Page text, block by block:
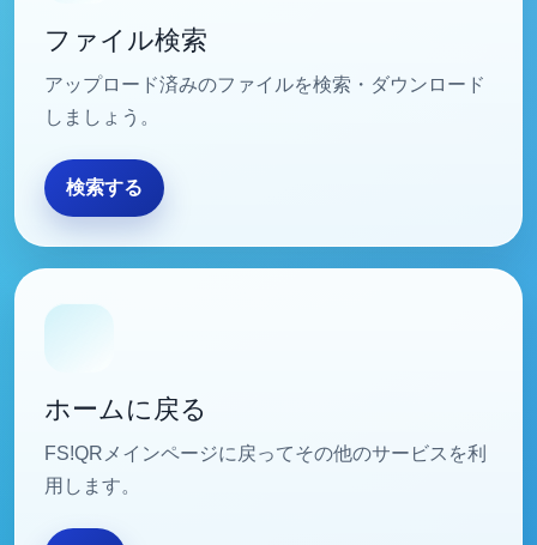
ファイル検索
アップロード済みのファイルを検索・ダウンロード
しましょう。
検索する
ホームに戻る
FS!QRメインページに戻ってその他のサービスを利
用します。
FS!QRホームページに移動します